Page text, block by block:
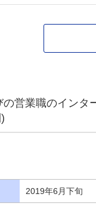
営業職のインタ
2019年6月下旬